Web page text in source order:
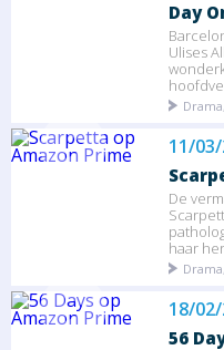
Day
Ulises
11/
De
haar
18/
56